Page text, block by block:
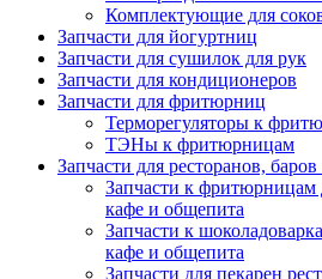
Комплектующие для
Запчасти для йогуртниц
Запчасти для сушилок для рук
Запчасти для кондиционеров
Запчасти для фритюрниц
Терморегуляторы к
ТЭНы к фритюрницам
Запчасти для ресторанов,
Запчасти к фритюрницам
кафе и общепита
Запчасти к
кафе и общепита
Запчасти для пекарен